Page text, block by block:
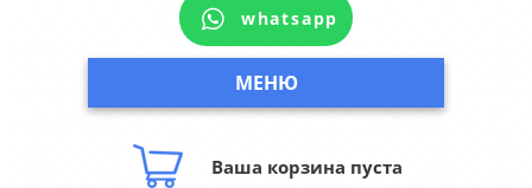
whatsapp
МЕНЮ
Ваша корзина пуста